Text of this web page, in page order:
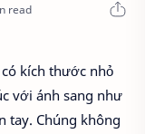
read
kích thước nhỏ
với ánh sang như
tay. Chúng không